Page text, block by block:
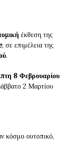
έκθεση της
, σε επιμέλεια της
.
8 Φεβρουαρίου
2 Μαρτίου
κόσμο ουτοπικό,